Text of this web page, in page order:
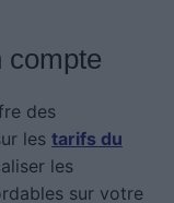
compte
des
les tarifs du
les
sur votre